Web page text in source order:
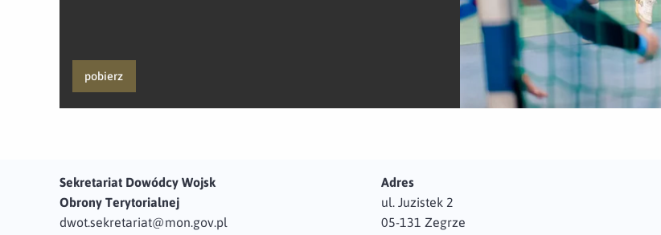
pobierz
Sekretariat Dowódcy Wojsk
Obrony Terytorialnej
dwot.sekretariat@mon.gov.pl
Adres
ul. Juzistek 2
05-131 Zegrze